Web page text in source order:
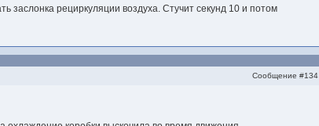
заслонка рециркуляции воздуха. Стучит секунд 10 и потом
Сообщение #134